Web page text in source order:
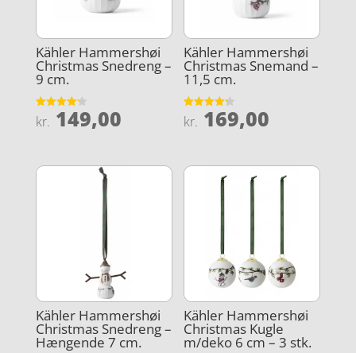
Kähler Hammershøi
Christmas Snedreng –
9 cm.
Vurderet
4.2
kr. 149,00
Kähler Hammershøi
Christmas Snemand –
11,5 cm.
Vurderet
4.3
kr. 169,00
Kähler Hammershøi
Christmas Snedreng –
Hængende 7 cm.
Kähler Hammershøi
Christmas Kugle
m/deko 6 cm – 3 stk.